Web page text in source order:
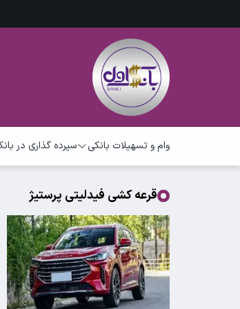
وام و تسهیلات بانکی سپرده گذاری در
قرعه کشی فیدلیتی پرستیژ